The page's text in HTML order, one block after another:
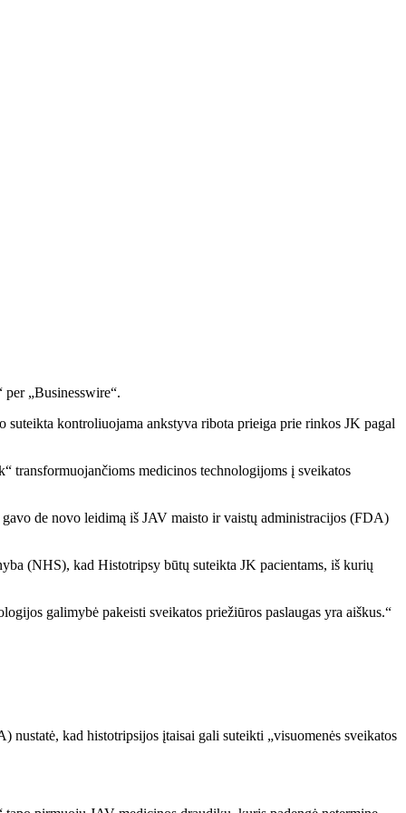
„Businesswire“.
suteikta kontroliuojama ankstyva ribota prieiga prie rinkos JK pagal
transformuojančioms medicinos technologijoms į sveikatos
de novo leidimą iš JAV maisto ir vaistų administracijos (FDA)
(NHS), kad Histotripsy būtų suteikta JK pacientams, iš kurių
galimybė pakeisti sveikatos priežiūros paslaugas yra aiškus.“
kad histotripsijos įtaisai gali suteikti „visuomenės sveikatos